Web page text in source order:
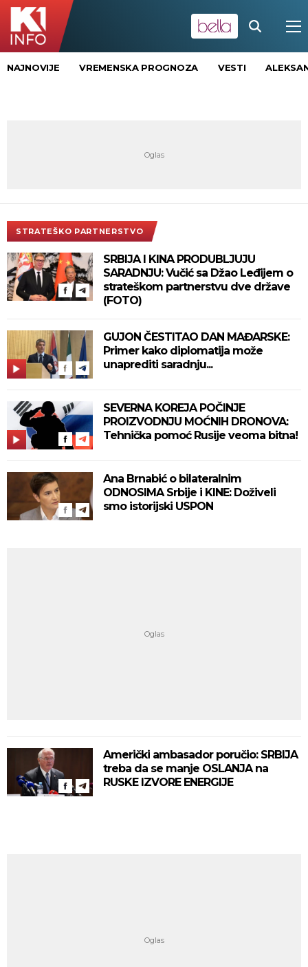
NAJNOVIJE VREMENSKA PROGNOZA VESTI
STRATEŠKO PARTNERSTVO
SRBIJA I KINA PRODUBLJUJU
SARADNJU: Vučić sa Džao Leđijem o
strateškom partnerstvu dve države
(FOTO)
GUJON ČESTITAO DAN MAĐARSKE:
Primer kako diplomatija može
unaprediti saradnju...
SEVERNA KOREJA POČINJE
PROIZVODNJU MOĆNIH DRONOVA:
Tehnička pomoć Rusije veoma bitna!
Ana Brnabić o bilateralnim
ODNOSIMA Srbije i KINE: Doživeli
smo istorijski USPON
Američki ambasador poručio: SRBIJA
treba da se manje OSLANJA na
RUSKE IZVORE ENERGIJE